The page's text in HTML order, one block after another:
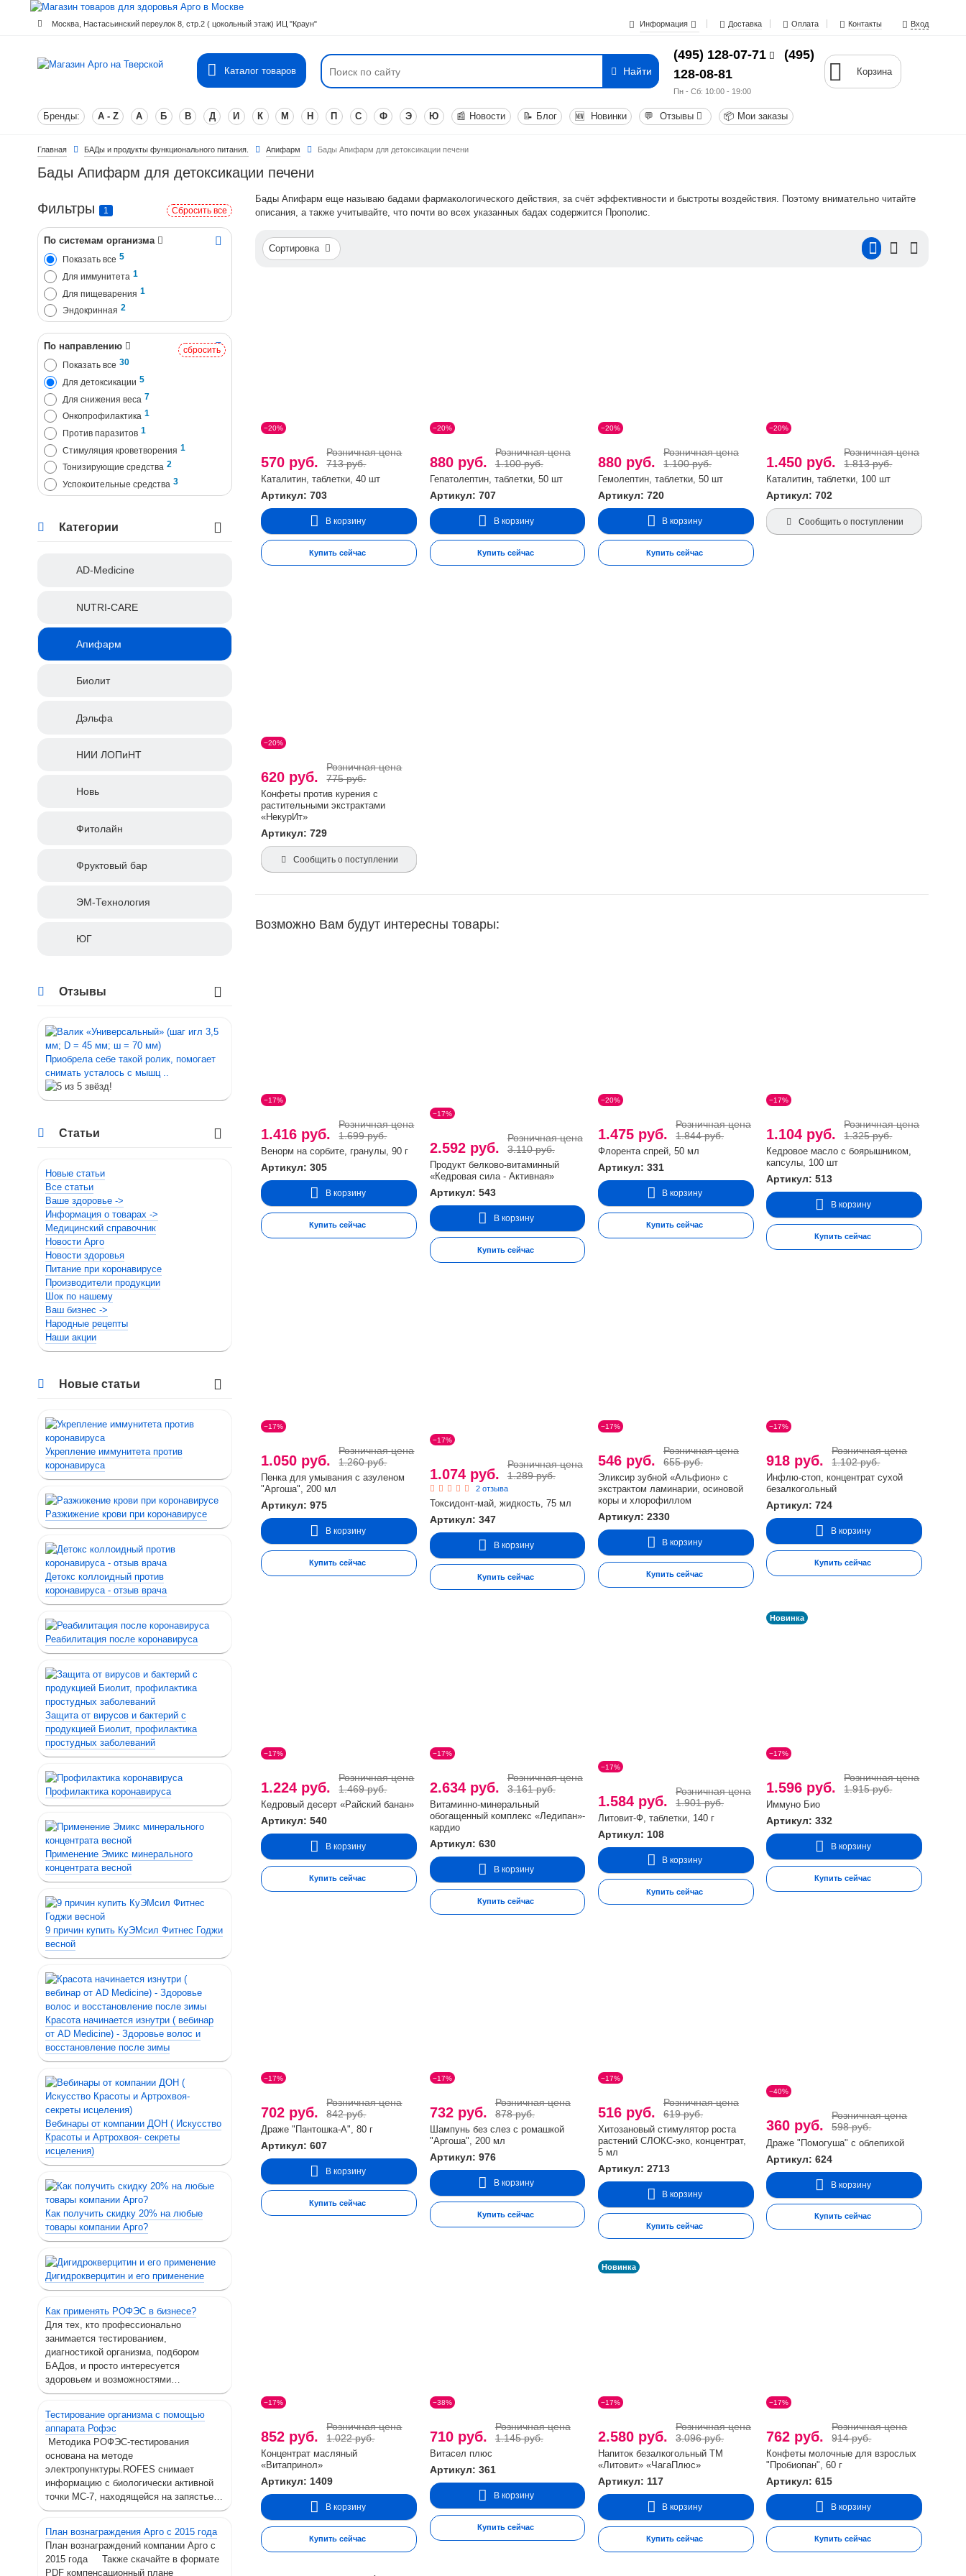
Москва, Настасьинский переулок 8, стр.2 ( цокольный этаж) ИЦ "Краун" Информация Доставка Оплата Контакты Вход
Каталог товаров Найти
(495) 128-07-71
(495)
128-08-81
Пн - Cб: 10:00 - 19:00
Корзина
Бренды: A - Z А Б В Д И К М Н П С Ф Э Ю 📰 Новости 📝 Блог 🆕 Новинки 💬 Отзывы 📦 Мои заказы
Главная БАДы и продукты функционального питания. Апифарм Бады Апифарм для детоксикации печени
Бады Апифарм для детоксикации печени
Бады Апифарм еще называю бадами фармакологического действия, за счёт эффективности и быстроты воздействия. Поэтому внимательно читайте
описания, а также учитывайте, что почти во всех указанных бадах содержится Прополис.
Сортировка
−20%
570 руб.
Розничная цена
713 руб.
Каталитин, таблетки, 40 шт
Артикул: 703
В корзину
Купить сейчас
−20%
880 руб.
Розничная цена
1.100 руб.
Гепатолептин, таблетки, 50 шт
Артикул: 707
В корзину
Купить сейчас
−20%
880 руб.
Розничная цена
1.100 руб.
Гемолептин, таблетки, 50 шт
Артикул: 720
В корзину
Купить сейчас
−20%
1.450 руб.
Розничная цена
1.813 руб.
Каталитин, таблетки, 100 шт
Артикул: 702
Сообщить о поступлении
−20%
620 руб.
Розничная цена
775 руб.
Конфеты против курения с
растительными экстрактами
«НекурИт»
Артикул: 729
Сообщить о поступлении
Возможно Вам будут интересны товары:
−17%
1.416 руб.
Розничная цена
1.699 руб.
Венорм на сорбите, гранулы, 90 г
Артикул: 305
В корзину
Купить сейчас
−17%
2.592 руб.
Розничная цена
3.110 руб.
Продукт белково-витаминный
«Кедровая сила - Активная»
Артикул: 543
В корзину
Купить сейчас
−20%
1.475 руб.
Розничная цена
1.844 руб.
Флорента спрей, 50 мл
Артикул: 331
В корзину
Купить сейчас
−17%
1.104 руб.
Розничная цена
1.325 руб.
Кедровое масло с боярышником,
капсулы, 100 шт
Артикул: 513
В корзину
Купить сейчас
−17%
1.050 руб.
Розничная цена
1.260 руб.
Пенка для умывания с азуленом
"Аргоша", 200 мл
Артикул: 975
В корзину
Купить сейчас
−17%
1.074 руб.
Розничная цена
1.289 руб.
2 отзыва
Токсидонт-май, жидкость, 75 мл
Артикул: 347
В корзину
Купить сейчас
−17%
546 руб.
Розничная цена
655 руб.
Эликсир зубной «Альфион» с
экстрактом ламинарии, осиновой
коры и хлорофиллом
Артикул: 2330
В корзину
Купить сейчас
−17%
918 руб.
Розничная цена
1.102 руб.
Инфлю-стоп, концентрат сухой
безалкогольный
Артикул: 724
В корзину
Купить сейчас
−17%
1.224 руб.
Розничная цена
1.469 руб.
Кедровый десерт «Райский банан»
Артикул: 540
В корзину
Купить сейчас
−17%
2.634 руб.
Розничная цена
3.161 руб.
Витаминно-минеральный
обогащенный комплекс «Ледипан»-
кардио
Артикул: 630
В корзину
Купить сейчас
−17%
1.584 руб.
Розничная цена
1.901 руб.
Литовит-Ф, таблетки, 140 г
Артикул: 108
В корзину
Купить сейчас
Новинка
−17%
1.596 руб.
Розничная цена
1.915 руб.
Иммуно Био
Артикул: 332
В корзину
Купить сейчас
−17%
702 руб.
Розничная цена
842 руб.
Драже "Пантошка-A", 80 г
Артикул: 607
В корзину
Купить сейчас
−17%
732 руб.
Розничная цена
878 руб.
Шампунь без слез с ромашкой
"Аргоша", 200 мл
Артикул: 976
В корзину
Купить сейчас
−17%
516 руб.
Розничная цена
619 руб.
Хитозановый стимулятор роста
растений СЛОКС-эко, концентрат,
5 мл
Артикул: 2713
В корзину
Купить сейчас
−40%
360 руб.
Розничная цена
598 руб.
Драже "Помогуша" с облепихой
Артикул: 624
В корзину
Купить сейчас
−17%
852 руб.
Розничная цена
1.022 руб.
Концентрат масляный
«Витапринол»
Артикул: 1409
В корзину
Купить сейчас
−38%
710 руб.
Розничная цена
1.145 руб.
Витасел плюс
Артикул: 361
В корзину
Купить сейчас
Новинка
−17%
2.580 руб.
Розничная цена
3.096 руб.
Напиток безалкогольный ТМ
«Литовит» «ЧагаПлюс»
Артикул: 117
В корзину
Купить сейчас
−17%
762 руб.
Розничная цена
914 руб.
Конфеты молочные для взрослых
"Пробиопан", 60 г
Артикул: 615
В корзину
Купить сейчас
Фильтры 1 Сбросить все
По системам организма
Показать все 5
Для иммунитета 1
Для пищеварения 1
Эндокринная 2
По направлению
сбросить
Показать все 30
Для детоксикации 5
Для снижения веса 7
Онкопрофилактика 1
Против паразитов 1
Стимуляция кроветворения 1
Тонизирующие средства 2
Успокоительные средства 3
Категории
AD-Medicine
NUTRI-CARE
Апифарм
Биолит
Дэльфа
НИИ ЛОПиНТ
Новь
Фитолайн
Фруктовый бар
ЭМ-Технология
ЮГ
Отзывы
Приобрела себе такой ролик, помогает
снимать усталось с мышц ..
Статьи
Новые статьи
Все статьи
Ваше здоровье ->
Информация о товарах ->
Медицинский справочник
Новости Арго
Новости здоровья
Питание при коронавирусе
Производители продукции
Шок по нашему
Ваш бизнес ->
Народные рецепты
Наши акции
Новые статьи
Укрепление иммунитета против
коронавируса
Разжижение крови при коронавирусе
Детокс коллоидный против
коронавируса - отзыв врача
Реабилитация после коронавируса
Защита от вирусов и бактерий с
продукцией Биолит, профилактика
простудных заболеваний
Профилактика коронавируса
Применение Эмикс минерального
концентрата весной
9 причин купить КуЭМсил Фитнес Годжи
весной
Красота начинается изнутри ( вебинар
от AD Medicine) - Здоровье волос и
восстановление после зимы
Вебинары от компании ДОН ( Искусство
Красоты и Артрохвоя- секреты
исцеления)
Как получить скидку 20% на любые
товары компании Арго?
Дигидрокверцитин и его применение
Как применять РОФЭС в бизнесе?
Для тех, кто профессионально
занимается тестированием,
диагностикой организма, подбором
БАДов, и просто интересуется
здоровьем и возможностями…
Тестирование организма с помощью
аппарата Рофэс
Методика РОФЭС-тестирования
основана на методе
электропунктуры.ROFES снимает
информацию с биологически активной
точки МС-7, находящейся на запястье…
План вознаграждения Арго с 2015 года
План вознаграждений компании Арго с
2015 года Также скачайте в формате
PDF компенсационный плане